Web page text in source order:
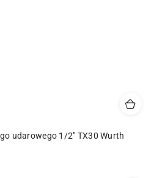
udarowego 1/2" TX30 Wurth